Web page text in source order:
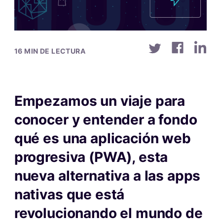
16 MIN DE LECTURA
Empezamos un viaje para
conocer y entender a fondo
qué es una aplicación web
progresiva (PWA), esta
nueva alternativa a las apps
nativas que está
revolucionando el mundo de